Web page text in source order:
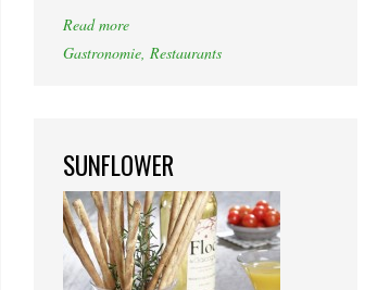
Read more
Gastronomie, Restaurants
SUNFLOWER